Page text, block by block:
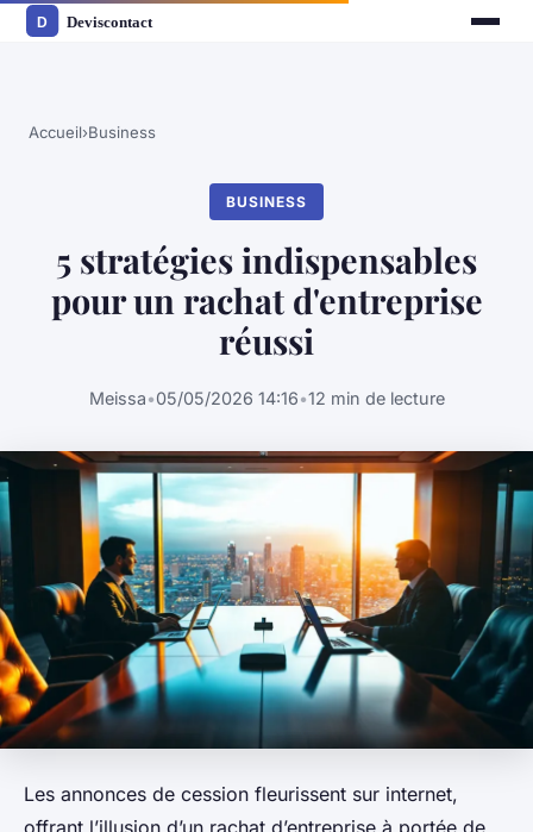
Accueil›Business
BUSINESS
5 stratégies indispensables
pour un rachat d'entreprise
réussi
Meissa•05/05/2026 14:16•12 min de lecture
Les annonces de cession fleurissent sur internet,